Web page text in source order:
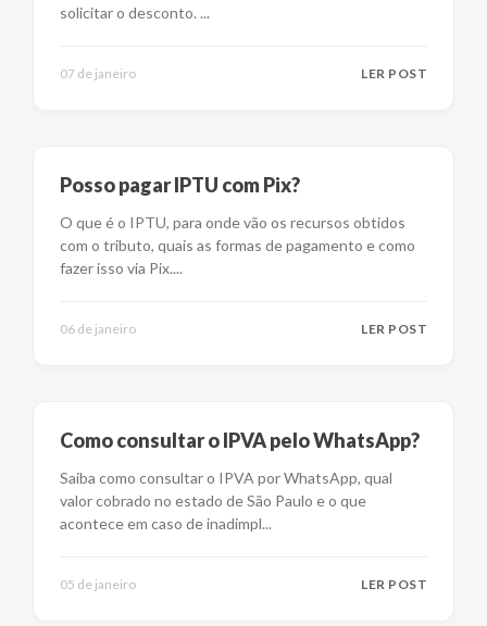
solicitar o desconto. ...
07 de janeiro LER POST
Posso pagar IPTU com Pix?
O que é o IPTU, para onde vão os recursos obtidos
com o tributo, quais as formas de pagamento e como
fazer isso via Pix....
06 de janeiro LER POST
Como consultar o IPVA pelo WhatsApp?
Saiba como consultar o IPVA por WhatsApp, qual
valor cobrado no estado de São Paulo e o que
acontece em caso de inadimpl...
05 de janeiro LER POST